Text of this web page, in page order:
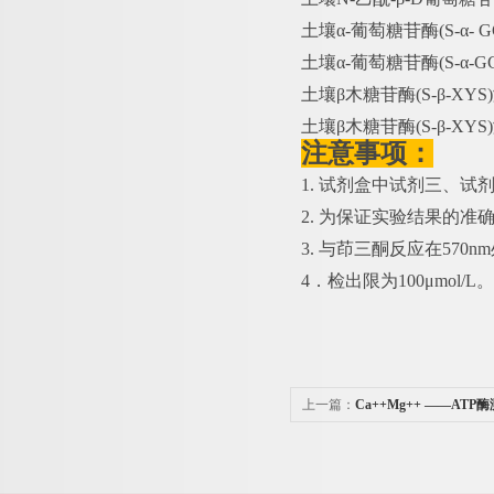
土壤α-葡萄糖苷酶(S-α-
土壤α-葡萄糖苷酶(S-α-
土壤β木糖苷酶(S-β-
土壤β木糖苷酶(S-β-
注意事项：
1. 试剂盒中试剂三、试
2. 为保证实验结果的准
3. 与茚三酮反应在
4．检出限为100μmol/L。
上一篇： Ca++Mg++ ——ATP酶